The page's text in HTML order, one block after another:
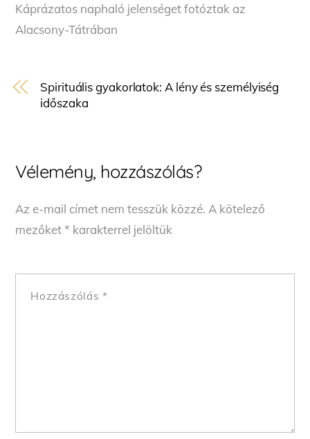
Káprázatos naphaló jelenséget fotóztak az
Alacsony-Tátrában
Spirituális gyakorlatok: A lény és személyiség
időszaka
Vélemény, hozzászólás?
Az e-mail címet nem tesszük közzé. A kötelező
mezőket* karakterrel jelöltük
Hozzászólás *